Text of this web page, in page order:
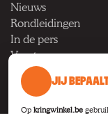
Nieuws
Rondleidingen
In de pers
Vacatures
JIJ
Op kringwinkel.be